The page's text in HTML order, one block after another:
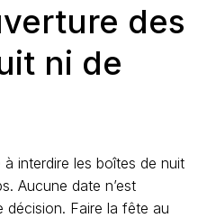
des
ni de
interdire les boîtes de nuit
Aucune date n’est
décision. Faire la fête au